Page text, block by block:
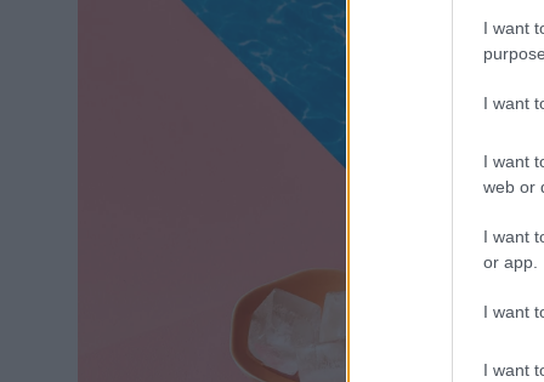
I want
I want
I want
web or
I want
or app.
I want
I want